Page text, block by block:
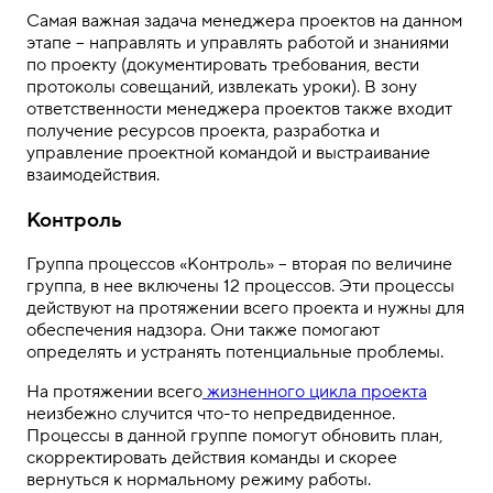
Самая важная задача менеджера проектов на данном
этапе – направлять и управлять работой и знаниями
по проекту (документировать требования, вести
протоколы совещаний, извлекать уроки). В зону
ответственности менеджера проектов также входит
получение ресурсов проекта, разработка и
управление проектной командой и выстраивание
взаимодействия.
Контроль
Группа процессов «Контроль» – вторая по величине
группа, в нее включены 12 процессов. Эти процессы
действуют на протяжении всего проекта и нужны для
обеспечения надзора. Они также помогают
определять и устранять потенциальные проблемы.
На протяжении всего жизненного цикла проекта
неизбежно случится что-то непредвиденное.
Процессы в данной группе помогут обновить план,
скорректировать действия команды и скорее
вернуться к нормальному режиму работы.